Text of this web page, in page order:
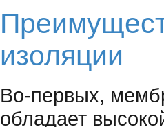
изоляции
Во-первых,
обладает